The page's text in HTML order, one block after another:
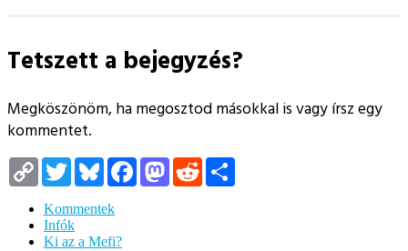
Tetszett a bejegyzés?
Megköszönöm, ha megosztod másokkal is vagy írsz egy
kommentet.
Copy
Link
TwitterBlueskyFacebookMastodon
Reddit
Kommentek
Infók
Ki az a Mefi?